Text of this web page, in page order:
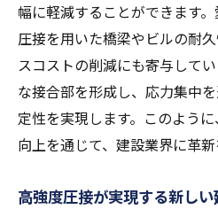
幅に軽減することができます。
圧接を用いた橋梁やビルの耐
スコストの削減にも寄与して
な接合部を形成し、応力集中
定性を実現します。このよう
向上を通じて、建設業界に革新
高強度圧接が実現する新し